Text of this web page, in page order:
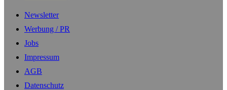
Newsletter
Werbung / PR
Jobs
Impressum
AGB
Datenschutz